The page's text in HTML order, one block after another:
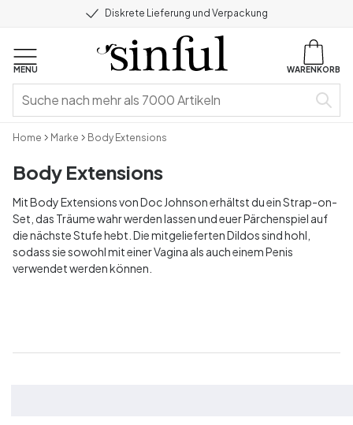
Diskrete Lieferung und Verpackung
MENU WARENKORB
Home Marke Body Extensions
Body Extensions
Mit Body Extensions von Doc Johnson erhältst du ein Strap-on-
Set, das Träume wahr werden lassen und euer Pärchenspiel auf
die nächste Stufe hebt. Die mitgelieferten Dildos sind hohl,
sodass sie sowohl mit einer Vagina als auch einem Penis
verwendet werden können.